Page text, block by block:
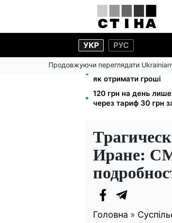
УКР РУС
Продовжуючи переглядати
8 451 грн замість
як отримати гроші
120 грн на день
через тариф 30 грн
Иране:
Головна »